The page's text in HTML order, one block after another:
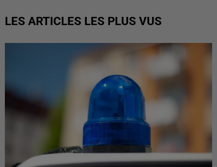
LES ARTICLES LES PLUS VUS